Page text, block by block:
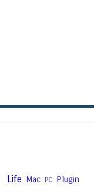
Life Mac PC Plugin